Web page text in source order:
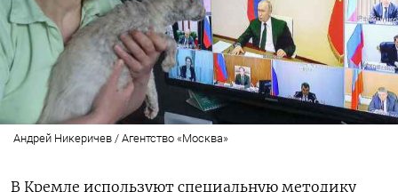
Андрей Никеричев / Агентство «Москва»
В Кремле используют специальную методику